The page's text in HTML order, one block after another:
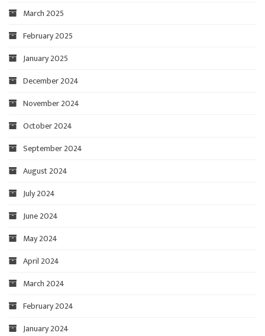
March 2025
February 2025
January 2025
December 2024
November 2024
October 2024
September 2024
August 2024
July 2024
June 2024
May 2024
April 2024
March 2024
February 2024
January 2024